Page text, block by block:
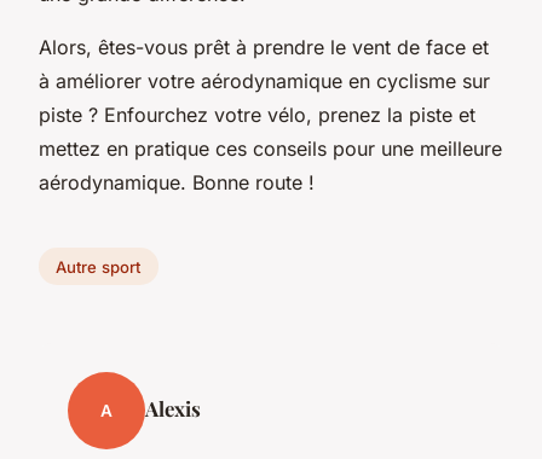
Alors, êtes-vous prêt à prendre le vent de face et
à améliorer votre aérodynamique en cyclisme sur
piste ? Enfourchez votre vélo, prenez la piste et
mettez en pratique ces conseils pour une meilleure
aérodynamique. Bonne route !
Autre sport
A Alexis